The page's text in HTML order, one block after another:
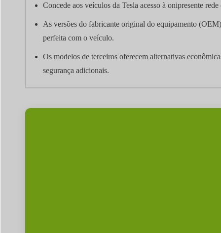
Concede aos veículos da Tesla acesso à onipresente
As versões do fabricante original do equipamento
perfeita com o veículo.
Os modelos de terceiros oferecem alternativas
segurança adicionais.